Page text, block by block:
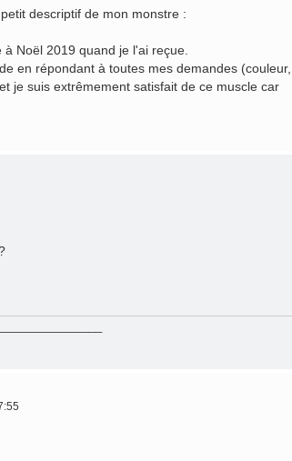
descriptif de mon monstre :
Noël 2019 quand je l'ai reçue.
en répondant à toutes mes demandes
je suis extrêmement satisfait de ce muscle car